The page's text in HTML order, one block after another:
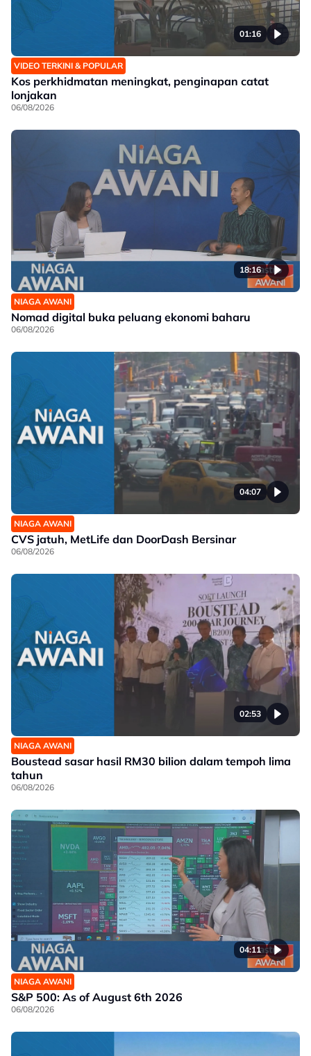
01:16
VIDEO TERKINI & POPULAR
Kos perkhidmatan meningkat, penginapan catat
lonjakan
06/08/2026
18:16
NIAGA AWANI
Nomad digital buka peluang ekonomi baharu
06/08/2026
04:07
NIAGA AWANI
CVS jatuh, MetLife dan DoorDash Bersinar
06/08/2026
02:53
NIAGA AWANI
Boustead sasar hasil RM30 bilion dalam tempoh lima
tahun
06/08/2026
04:11
NIAGA AWANI
S&P 500: As of August 6th 2026
06/08/2026